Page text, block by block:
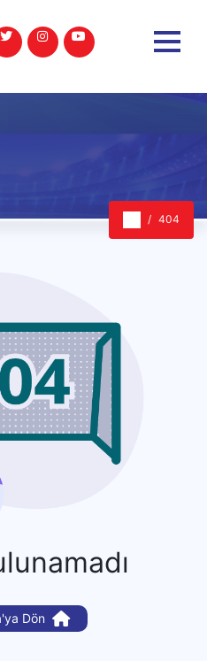
404
Dön